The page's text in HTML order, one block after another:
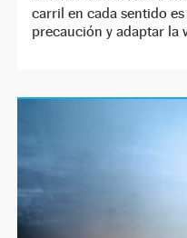
carril en cada sentido
precaución y adaptar la